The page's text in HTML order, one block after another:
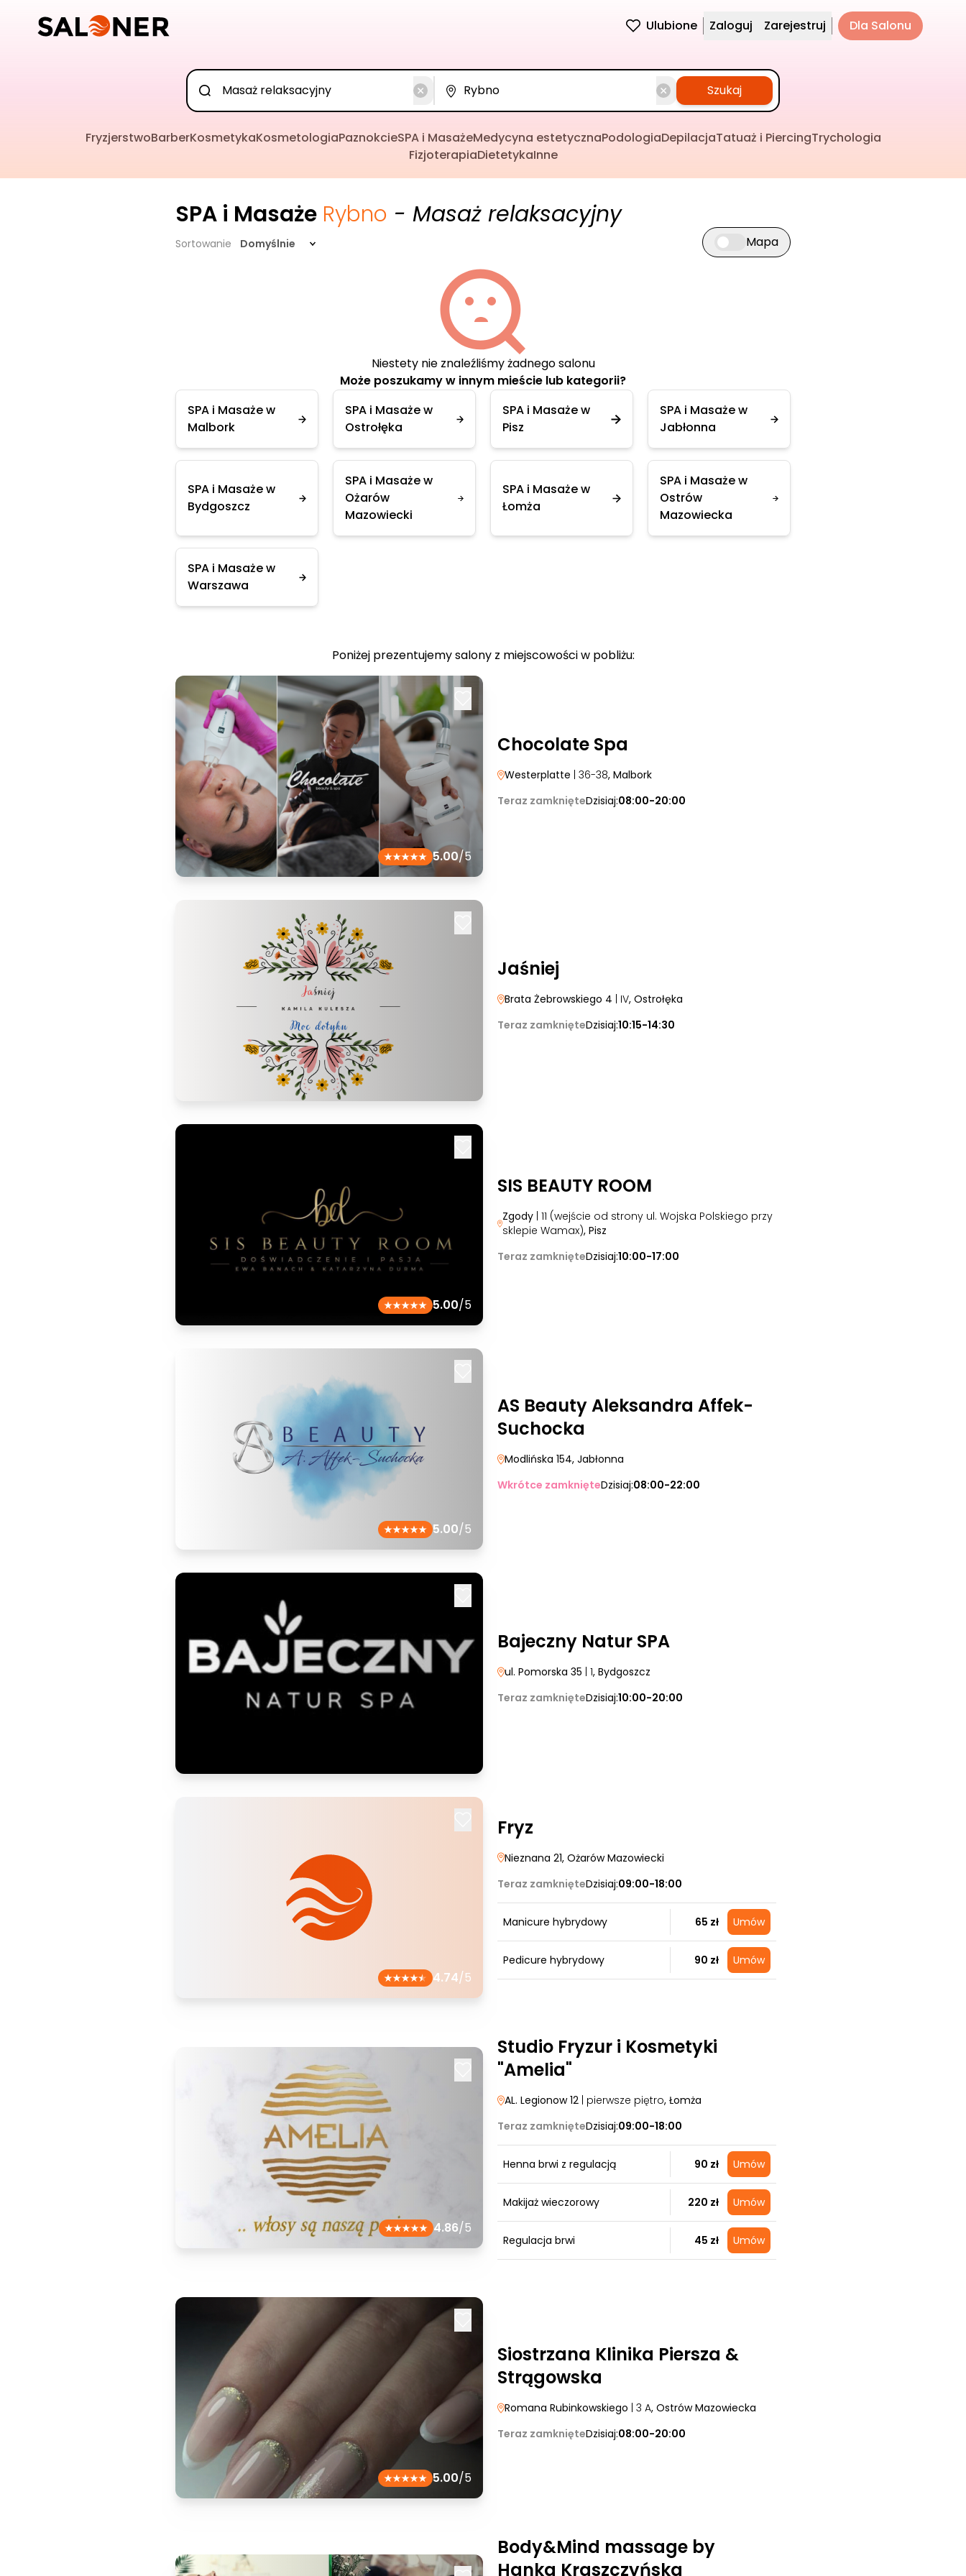
Ulubione Zaloguj Zarejestruj Dla Salonu
Szukaj
FryzjerstwoBarberKosmetykaKosmetologiaPaznokcieSPA i MasażeMedycyna estetycznaPodologiaDepilacjaTatuaż i PiercingTrychologia
FizjoterapiaDietetykaInne
SPA i Masaże Rybno - Masaż relaksacyjny
Sortowanie Domyślnie Przełącz widok mapy
Mapa
Niestety nie znaleźliśmy żadnego salonu
Może poszukamy w innym mieście lub kategorii?
SPA i Masaże w
Malbork
SPA i Masaże w
Ostrołęka
SPA i Masaże w
Pisz
SPA i Masaże w
Jabłonna
SPA i Masaże w
Bydgoszcz
SPA i Masaże w
Ożarów
Mazowiecki
SPA i Masaże w
Łomża
SPA i Masaże w
Ostrów
Mazowiecka
SPA i Masaże w
Warszawa
Poniżej prezentujemy salony z miejscowości w pobliżu:
5.00/5
Chocolate Spa
Westerplatte | 36-38, Malbork
Teraz zamknięteDzisiaj:08:00-20:00
Jaśniej
Brata Żebrowskiego 4 | IV, Ostrołęka
Teraz zamknięteDzisiaj:10:15-14:30
5.00/5
SIS BEAUTY ROOM
Zgody | 11 (wejście od strony ul. Wojska Polskiego przy
sklepie Wamax), Pisz
Teraz zamknięteDzisiaj:10:00-17:00
5.00/5
AS Beauty Aleksandra Affek-
Suchocka
Modlińska 154, Jabłonna
Wkrótce zamknięteDzisiaj:08:00-22:00
Bajeczny Natur SPA
ul. Pomorska 35 | 1, Bydgoszcz
Teraz zamknięteDzisiaj:10:00-20:00
4.74/5
Fryz
Nieznana 21, Ożarów Mazowiecki
Teraz zamknięteDzisiaj:09:00-18:00
Manicure hybrydowy 65 zł Umów
Pedicure hybrydowy 90 zł Umów
4.86/5
Studio Fryzur i Kosmetyki
"Amelia"
AL. Legionow 12 | pierwsze piętro, Łomża
Teraz zamknięteDzisiaj:09:00-18:00
Henna brwi z regulacją 90 zł Umów
Makijaż wieczorowy 220 zł Umów
Regulacja brwi 45 zł Umów
5.00/5
Siostrzana Klinika Piersza &
Strągowska
Romana Rubinkowskiego | 3 A, Ostrów Mazowiecka
Teraz zamknięteDzisiaj:08:00-20:00
Body&Mind massage by
Hanka Kraszczyńska